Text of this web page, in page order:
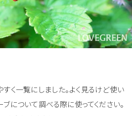
く一覧にしました。よく見るけど使い
について調べる際に使ってください。